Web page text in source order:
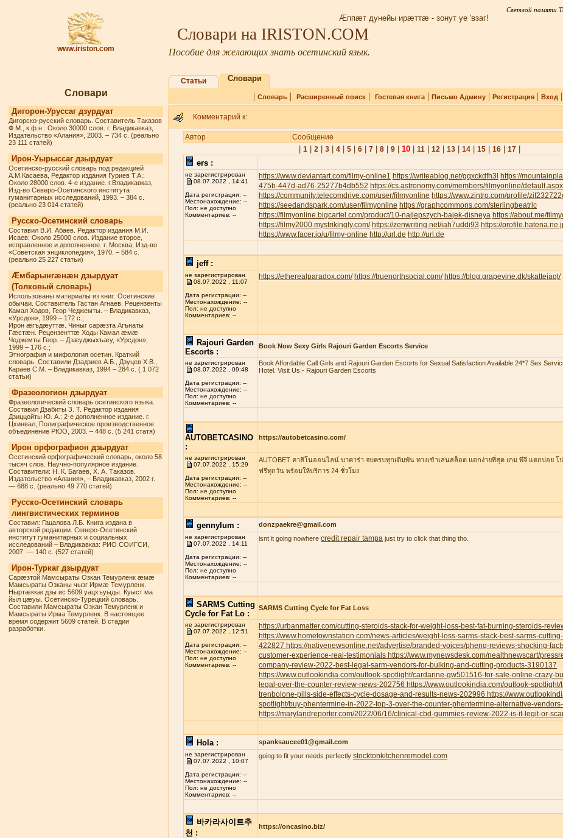
www.iriston.com
Светлой памяти
Æппæт дунейы ирæттæ - зонут уе 'взаг!
Словари на IRISTON.COM
Пособие для желающих знать осетинский язык.
Словари
Дигорон-Уруссаг дзурдуат
Дигорско-русский словарь. Составитель Таказов
Ф.М., к.ф.н.: Около 30000 слов. г. Владикавказ,
Издательство «Алания», 2003. – 734 с. (реально
23 111 статей)
Ирон-Уырыссаг дзырдуат
Осетинско-русский словарь под редакцией
А.М.Касаева, Редактор издания Гуриев Т.А.:
Около 28000 слов. 4-е издание. г.Владикавказ,
Изд-во Северо-Осетинского института
гуманитарных исследований, 1993. – 384 с.
(реально 23 014 статей)
Русско-Осетинский словарь
Составил В.И. Абаев. Редактор издания М.И.
Исаев: Около 25000 слов. Издание второе,
исправленное и дополненное. г. Москва, Изд-во
«Советская энциклопедия», 1970. – 584 с.
(реально 25 227 статьи)
Æмбарынгæнæн дзырдуат
(Толковый словарь)
Использованы материалы из книг: Осетинские
обычаи. Составитель Гастан Агнаев. Рецензенты
Камал Ходов, Геор Чеджемты. – Владикавказ,
«Урсдон», 1999 – 172 с.;
Ирон æгъдæуттæ. Чиныг сарæзта Агънаты
Гæстæн. Рецензенттæ Ходы Камал æмæ
Чеджемты Геор. – Дзæуджыхъæу, «Урсдон»,
1999 – 176 с.;
Этнография и мифология осетин. Краткий
словарь. Составили Дзадзиев А.Б., Дзуцев Х.В.,
Караев С.М. – Владикавказ, 1994 – 284 с. ( 1 072
статьи)
Фразеологион дзырдуат
Фразеологический словарь осетинского языка.
Составил Дзабиты З. Т. Редактор издания
Дзиццойты Ю. А.: 2-е дополненное издание. г.
Цхинвал, Полиграфическое производственное
объединение РЮО, 2003. – 448 с. (5 241 статя)
Ирон орфографион дзырдуат
Осетинский орфографический словарь, около 58
тысяч слов. Научно-популярное издание.
Составители: Н. К. Багаев, Х. А. Таказов.
Издательство «Алания», – Владикавказ, 2002 г.
— 688 с. (реально 49 770 статей)
Русско-Осетинский словарь
лингвистических терминов
Составил: Гацалова Л.Б. Книга издана в
авторской редакции. Северо-Осетинский
институт гуманитарных и социальных
исследований – Владикавказ: РИО СОИГСИ,
2007. — 140 с. (527 статей)
Ирон-Туркаг дзырдуат
Сарæзтой Мамсыраты Озкан Темурленк æмæ
Мамсыраты Озканы чызг Ирмæ Темурленк.
Ныртæккæ дзы ис 5609 уацхъуыды. Куыст ма
йыл цæуы. Осетинско-Турецкий словарь.
Составили Мамсыраты Озкан Темурленк и
Мамсыраты Ирма Темурленк. В настоящее
время содержит 5609 статей. В стадии
разработки.
Статьи Словари
| Словарь| Расширенный поиск| Гостевая книга| Письмо Админу| Регистрация| Вход |
Комментарий к:
Автор Сообщение
1| 2| 3| 4| 5| 6| 7| 8| 9| 10| 11| 12| 13| 14| 15| 16| 17|
ers :
не зарегистрирован
08.07.2022 , 14:41
Дата регистрации: --
Местонахождение: --
Пол: не доступно
Комментариев: --
https://www.deviantart.com/filmy-online1 https://writeablog.net/gqxckdfh3l
https://
475b-447d-ad76-25277b4db552 https://cs.astronomy.com/members/filmyonline/default.aspx
https://community.telecomdrive.com/user/filmyonline https://www.zintro.com/profile/
https://seedandspark.com/user/filmyonline https://graphcommons.com/sterlingbeatric
https://filmyonline.bigcartel.com/product/10-najlepszych-bajek-disneya https://about.me/
https://filmy2000.mystrikingly.com/ https://zenwriting.net/iah7uddi93 https://
https://www.facer.io/u/filmy-online http://url.de http://url.de
jeff :
не зарегистрирован
08.07.2022 , 11:07
Дата регистрации: --
Местонахождение: --
Пол: не доступно
Комментариев: --
https://etherealparadox.com/ https://truenorthsocial.com/ https://blog.grapevine.dk/skattejagt/
Rajouri Garden
Escorts :
Book Now Sexy Girls Rajouri Garden Escorts Service
не зарегистрирован
08.07.2022 , 09:48
Дата регистрации: --
Местонахождение: --
Пол: не доступно
Комментариев: --
Book Affordable Call Girls and Rajouri Garden Escorts for Sexual Satisfaction Available 24*7 Sex
Hotel. Visit Us:- Rajouri Garden Escorts
AUTOBETCASINO
:
https://autobetcasino.com/
не зарегистрирован
07.07.2022 , 15:29
Дата регистрации: --
Местонахождение: --
Пол: не доступно
Комментариев: --
AUTOBET คาสิโนออนไลน์ บาคาร่า จบครบทุกเดิมพัน ทางเข้าเล่นสล็อต แตกง่ายที่สุด เกม พีจี แตกบ่อย
ฟรีทุกวัน พร้อมให้บริการ 24 ชั่วโมง
gennylum : donzpaekre@gmail.com
не зарегистрирован
07.07.2022 , 14:11
Дата регистрации: --
Местонахождение: --
Пол: не доступно
Комментариев: --
isnt it going nowhere credit repair tampa just try to click that thing tho.
SARMS Cutting
Cycle for Fat Lo :
SARMS Cutting Cycle for Fat Loss
не зарегистрирован
07.07.2022 , 12:51
Дата регистрации: --
Местонахождение: --
Пол: не доступно
Комментариев: --
https://urbanmatter.com/cutting-steroids-stack-for-weight-loss-best-fat-burning-steroids-
https://www.hometownstation.com/news-articles/weight-loss-sarms-stack-best-sarms-
422827 https://nativenewsonline.net/advertise/branded-voices/phenq-reviews-shocking-
customer-experience-real-testimonials https://www.mynewsdesk.com/nealthnewscart/
company-review-2022-best-legal-sarm-vendors-for-bulking-and-cutting-products-3190137
https://www.outlookindia.com/outlook-spotlight/cardarine-gw501516-for-sale-online-crazy-
legal-over-the-counter-review-news-202756 https://www.outlookindia.com/outlook-
trenbolone-pills-side-effects-cycle-dosage-and-results-news-202996 https://
spotlight/buy-phentermine-in-2022-top-3-over-the-counter-phentermine-alternative-
https://marylandreporter.com/2022/06/16/clinical-cbd-gummies-review-2022-is-it-legit-or-
Hola : spanksaucee01@gmail.com
не зарегистрирован
07.07.2022 , 10:07
Дата регистрации: --
Местонахождение: --
Пол: не доступно
Комментариев: --
going to fit your needs perfectly stocktonkitchenremodel.com
바카라사이트추
천 :
https://oncasino.biz/